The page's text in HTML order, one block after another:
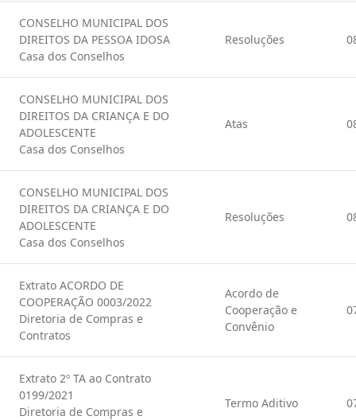
CONSELHO MUNICIPAL DOS
DIREITOS DA PESSOA IDOSA
Casa dos Conselhos
Resoluções
CONSELHO MUNICIPAL DOS
DIREITOS DA CRIANÇA E DO
ADOLESCENTE
Casa dos Conselhos
Atas
CONSELHO MUNICIPAL DOS
DIREITOS DA CRIANÇA E DO
ADOLESCENTE
Casa dos Conselhos
Resoluções
Extrato ACORDO DE
COOPERAÇÃO 0003/2022
Diretoria de Compras e
Contratos
Acordo de
Cooperação e
Convênio
Extrato 2º TA ao Contrato
0199/2021
Diretoria de Compras e
Termo Aditivo